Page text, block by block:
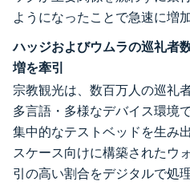
ようになったことで急速に増
ハッジおよびウムラの巡礼者
増を牽引
宗教観光は、数百万人の巡礼
多言語・多様なデバイス環境
集中的なテストベッドを生み
スケース向けに構築されたウ
引の高い割合をデジタルで処